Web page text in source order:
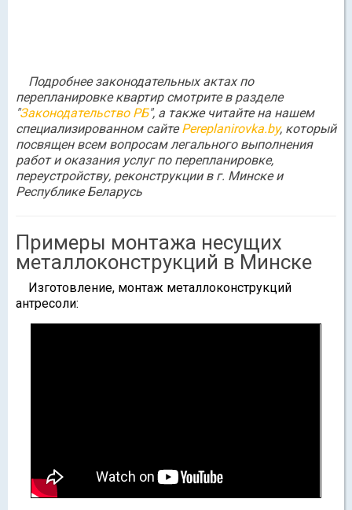
Подробнее законодательных актах по
перепланировке квартир смотрите в разделе
"Законодательство РБ", а также читайте на нашем
специализированном сайтеPereplanirovka.by, который
посвящен всем вопросам легального выполнения
работ и оказания услуг по перепланировке,
переустройству, реконструкции в г. Минске и
Республике Беларусь
Примеры монтажа несущих
металлоконструкций в Минске
Изготовление, монтаж металлоконструкций
антресоли: